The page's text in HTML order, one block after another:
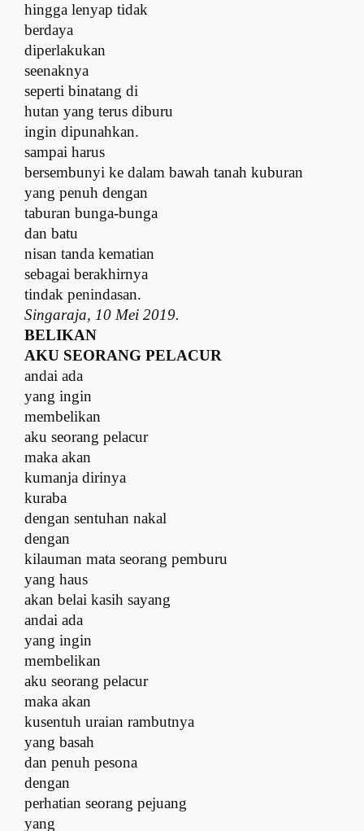
hingga lenyap tidak
berdaya
diperlakukan
seenaknya
seperti binatang di
hutan yang terus diburu
ingin dipunahkan.
sampai harus
bersembunyi ke dalam bawah tanah kuburan
yang penuh dengan
taburan bunga-bunga
dan batu
nisan tanda kematian
sebagai berakhirnya
tindak penindasan.
Singaraja, 10 Mei 2019.
BELIKAN
AKU SEORANG PELACUR
andai ada
yang ingin
membelikan
aku seorang pelacur
maka akan
kumanja dirinya
kuraba
dengan sentuhan nakal
dengan
kilauman mata seorang pemburu
yang haus
akan belai kasih sayang
andai ada
yang ingin
membelikan
aku seorang pelacur
maka akan
kusentuh uraian rambutnya
yang basah
dan penuh pesona
dengan
perhatian seorang pejuang
yang